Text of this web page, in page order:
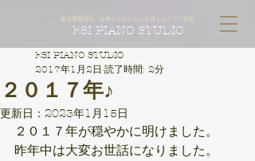
東京都墨田区、台東区どちらからも通えるピアノ教室
ESI PIANO STUDIO
２０１７年♪
ESI PIANO STUDIO
2017年1月2日 読了時間: 2分
更新日： 2023年1月15日
２０１７年が穏やかに明けました。
昨年中は大変お世話になりました。